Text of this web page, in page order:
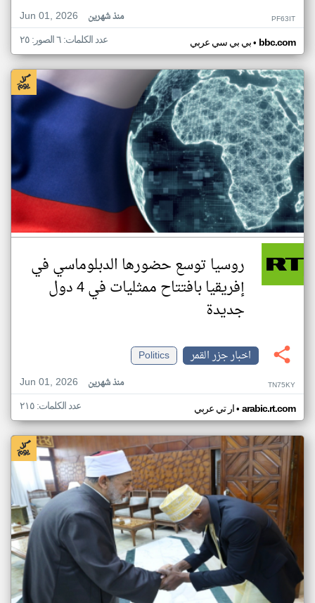
Jun 01, 2026
منذ شهرين PF63IT
بي بي سي عربي• bbc.com عدد الكلمات: ٦ الصور: ٢٥
روسيا توسع حضورها الدبلوماسي في
إفريقيا بافتتاح ممثليات في 4 دول
جديدة
اخبار جزر القمر
Politics
Jun 01, 2026
منذ شهرين TN75KY
ار تي عربي• arabic.rt.com عدد الكلمات: ٢١٥